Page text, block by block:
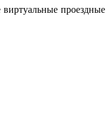
проездные